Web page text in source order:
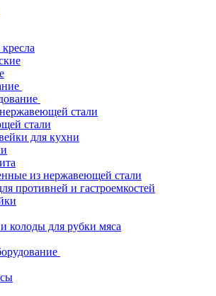
стали
стали
для кухни
из нержавеющей стали
противней и гастроемкостей
колоды для рубки мяса